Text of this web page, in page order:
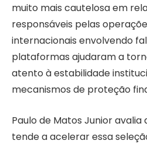
muito mais cautelosa em
responsáveis pelas
internacionais envolvendo
plataformas ajudaram a
atento à estabilidade
mecanismos de proteção
Paulo de Matos Junior
tende a acelerar essa